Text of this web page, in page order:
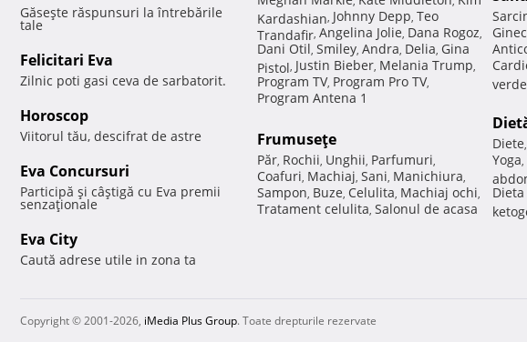
Găseşte răspunsuri la întrebările
tale
Felicitari Eva
Zilnic poti gasi ceva de sarbatorit.
Horoscop
Viitorul tău, descifrat de astre
Eva Concursuri
Participă şi câştigă cu Eva premii
senzaţionale
Eva City
Caută adrese utile in zona ta
Kardashian, Johnny Depp, Teo
Trandafir, Angelina Jolie, Dana Rogoz,
Dani Otil, Smiley, Andra, Delia, Gina
Pistol, Justin Bieber, Melania Trump,
Program TV, Program Pro TV,
Program Antena 1
Frumuseţe
Păr, Rochii, Unghii, Parfumuri,
Coafuri, Machiaj, Sani, Manichiura,
Sampon, Buze, Celulita, Machiaj ochi,
Tratament celulita, Salonul de acasa
verde
Diete,
Yoga,
Copyright © 2001-2026, iMedia Plus Group. Toate drepturile rezervate